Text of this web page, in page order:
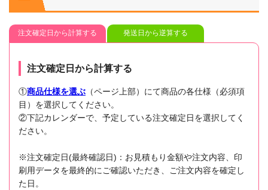
注文確定日から計算する 発送日から逆算する
注文確定日から計算する
①商品仕様を選ぶ （ページ上部）にて商品の各仕様（必須項
目）を選択してください。
②下記カレンダーで、予定している注文確定日を選択してく
ださい。
※注文確定日(最終確認日)：お見積もり金額や注文内容、印
刷用データを最終的にご確認いただき、ご注文内容を確定し
た日。